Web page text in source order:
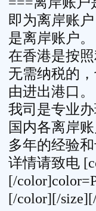
即为离岸账
是离岸账户。
在香港是按
无需纳税的
由进出港口。
我司是专业
国内各离岸
多年的经验
详情请致电
[/
[/color][/